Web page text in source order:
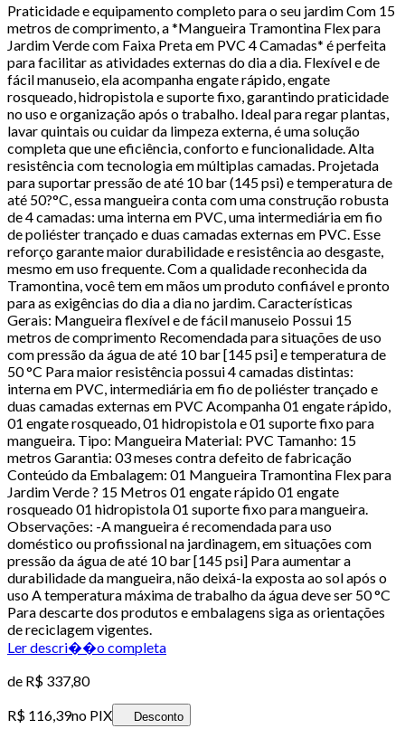
Praticidade e equipamento completo para o seu jardim Com 15
metros de comprimento, a *Mangueira Tramontina Flex para
Jardim Verde com Faixa Preta em PVC 4 Camadas* é perfeita
para facilitar as atividades externas do dia a dia. Flexível e de
fácil manuseio, ela acompanha engate rápido, engate
rosqueado, hidropistola e suporte fixo, garantindo praticidade
no uso e organização após o trabalho. Ideal para regar plantas,
lavar quintais ou cuidar da limpeza externa, é uma solução
completa que une eficiência, conforto e funcionalidade. Alta
resistência com tecnologia em múltiplas camadas. Projetada
para suportar pressão de até 10 bar (145 psi) e temperatura de
até 50?°C, essa mangueira conta com uma construção robusta
de 4 camadas: uma interna em PVC, uma intermediária em fio
de poliéster trançado e duas camadas externas em PVC. Esse
reforço garante maior durabilidade e resistência ao desgaste,
mesmo em uso frequente. Com a qualidade reconhecida da
Tramontina, você tem em mãos um produto confiável e pronto
para as exigências do dia a dia no jardim. Características
Gerais: Mangueira flexível e de fácil manuseio Possui 15
metros de comprimento Recomendada para situações de uso
com pressão da água de até 10 bar [145 psi] e temperatura de
50 °C Para maior resistência possui 4 camadas distintas:
interna em PVC, intermediária em fio de poliéster trançado e
duas camadas externas em PVC Acompanha 01 engate rápido,
01 engate rosqueado, 01 hidropistola e 01 suporte fixo para
mangueira. Tipo: Mangueira Material: PVC Tamanho: 15
metros Garantia: 03 meses contra defeito de fabricação
Conteúdo da Embalagem: 01 Mangueira Tramontina Flex para
Jardim Verde ? 15 Metros 01 engate rápido 01 engate
rosqueado 01 hidropistola 01 suporte fixo para mangueira.
Observações: -A mangueira é recomendada para uso
doméstico ou profissional na jardinagem, em situações com
pressão da água de até 10 bar [145 psi] Para aumentar a
durabilidade da mangueira, não deixá-la exposta ao sol após o
uso A temperatura máxima de trabalho da água deve ser 50 °C
Para descarte dos produtos e embalagens siga as orientações
de reciclagem vigentes.
Ler descri��o completa
de R$ 337,80
R$ 116,39no PIX Desconto